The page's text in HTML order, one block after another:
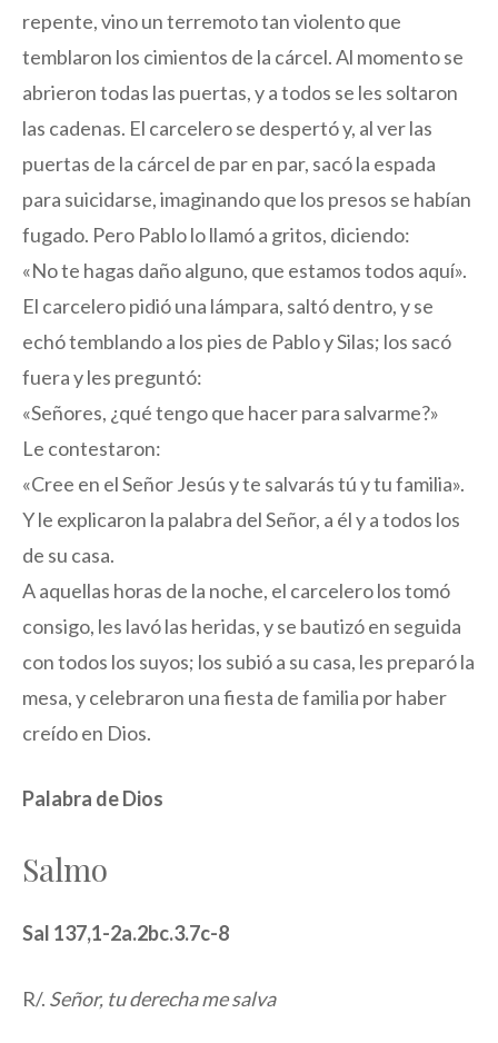
repente, vino un terremoto tan violento que
temblaron los cimientos de la cárcel. Al momento se
abrieron todas las puertas, y a todos se les soltaron
las cadenas. El carcelero se despertó y, al ver las
puertas de la cárcel de par en par, sacó la espada
para suicidarse, imaginando que los presos se habían
fugado. Pero Pablo lo llamó a gritos, diciendo:
«No te hagas daño alguno, que estamos todos aquí».
El carcelero pidió una lámpara, saltó dentro, y se
echó temblando a los pies de Pablo y Silas; los sacó
fuera y les preguntó:
«Señores, ¿qué tengo que hacer para salvarme?»
Le contestaron:
«Cree en el Señor Jesús y te salvarás tú y tu familia».
Y le explicaron la palabra del Señor, a él y a todos los
de su casa.
A aquellas horas de la noche, el carcelero los tomó
consigo, les lavó las heridas, y se bautizó en seguida
con todos los suyos; los subió a su casa, les preparó la
mesa, y celebraron una fiesta de familia por haber
creído en Dios.
Palabra de Dios
Salmo
Sal 137,1-2a.2bc.3.7c-8
R/. Señor, tu derecha me salva